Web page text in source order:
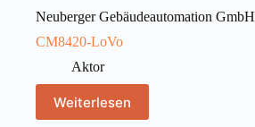
Neuberger Gebäudeautomation GmbH
CM8420-LoVo
Aktor
Weiterlesen